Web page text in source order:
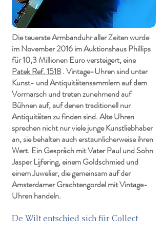
Die teuerste Armbanduhr aller Zeiten wurde
im November 2016 im Auktionshaus Phillips
für 10,3 Millionen Euro versteigert, eine
Patek Ref. 1518. Vintage-Uhren sind unter
Kunst- und Antiquitätensammlern auf dem
Vormarsch und treten zunehmend auf
Bühnen auf, auf denen traditionell nur
Antiquitäten zu finden sind. Alte Uhren
sprechen nicht nur viele junge Kunstliebhaber
an, sie behalten auch erstaunlicherweise ihren
Wert. Ein Gespräch mit Vater Paul und Sohn
Jasper Lijfering, einem Goldschmied und
einem Juwelier, die gemeinsam auf der
Amsterdamer Grachtengordel mit Vintage-
Uhren handeln.
De Wilt entschied sich für Collect